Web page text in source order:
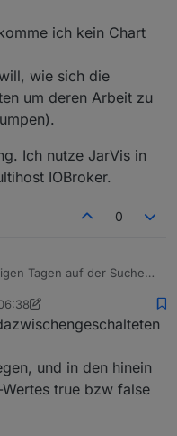
ich kein Chart
wie sich die
um deren Arbeit zu
Ich nutze JarVis in
IOBroker.
0
Tagen auf der Suche
Zahlenwert oder
String ausgeben.
von zwei Pumpen
als Stringwert und würde
mit den
Werten grafisch
Ich nutze
auf einem Multihost
und in den hinein
true bzw false